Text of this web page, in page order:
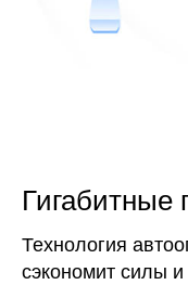
Гигабитные
Технология
сэкономит силы